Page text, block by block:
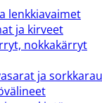
lenkkiavaimet
ja kirveet
nokkakärryt
ja